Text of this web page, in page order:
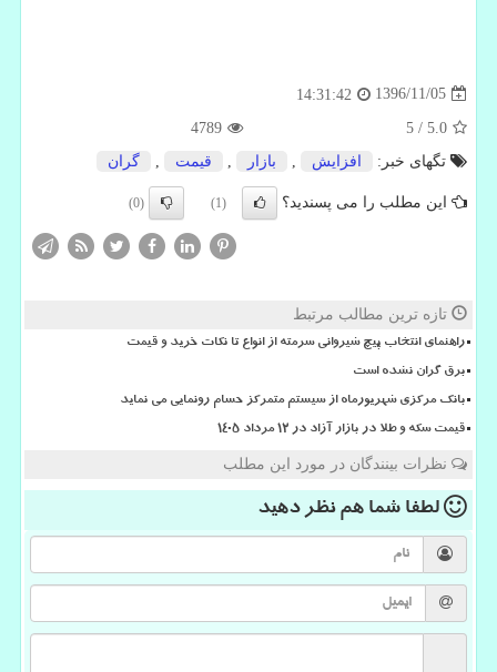
1396/11/05
14:31:42
5.0
/
5
4789
تگهای خبر:
افزایش بازار قیمت گران
این مطلب را می پسندید؟ (1)
(0)
تازه ترین مطالب مرتبط
راهنمای انتخاب پیچ شیروانی سرمته از انواع تا نکات خرید و قیمت
برق گران نشده است
بانک مرکزی شهریورماه از سیستم متمرکز حسام رونمایی می نماید
قیمت سکه و طلا در بازار آزاد در ۱۲ مرداد ۱۴۰۵
نظرات بینندگان در مورد این مطلب
لطفا شما همنظر دهید